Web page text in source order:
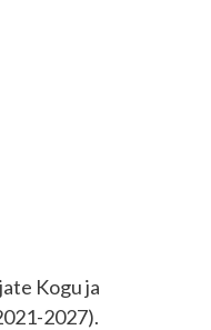
Kogu ja
2027).